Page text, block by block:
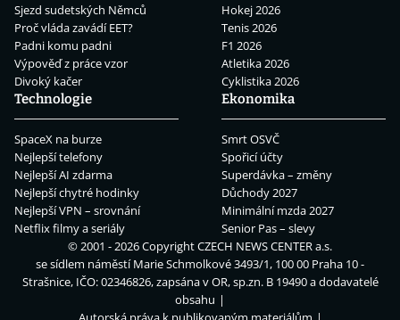
Sjezd sudetských Němců
Proč vláda zavádí EET?
Padni komu padni
Výpověď z práce vzor
Divoký kačer
Hokej 2026
Tenis 2026
F1 2026
Atletika 2026
Cyklistika 2026
Technologie
SpaceX na burze
Nejlepší telefony
Nejlepší AI zdarma
Nejlepší chytré hodinky
Nejlepší VPN – srovnání
Netflix filmy a seriály
Ekonomika
Smrt OSVČ
Spořicí účty
Superdávka – změny
Důchody 2027
Minimální mzda 2027
Senior Pas – slevy
© 2001 - 2026 CopyrightCZECH NEWS CENTER a.s.
se sídlem náměstí Marie Schmolkové 3493/1, 100 00 Praha 10 -
Strašnice, IČO: 02346826, zapsána v OR, sp.zn. B 19490 a dodavatelé
obsahu